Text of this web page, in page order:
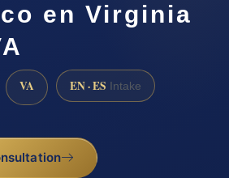
en Virginia
VA EN · ES Intake